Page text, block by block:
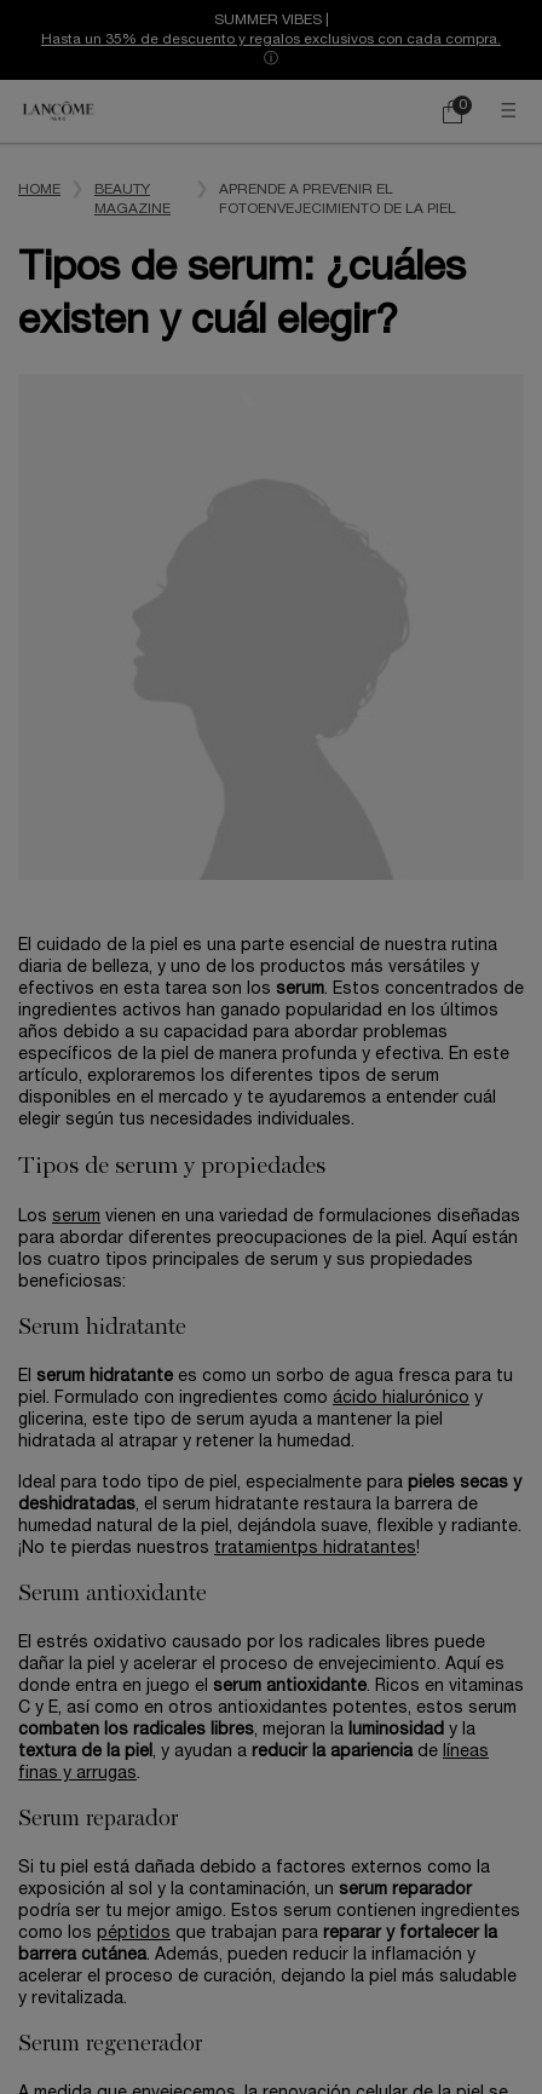
SUMMER VIBES |
Hasta un 35% de descuento y regalos exclusivos con cada compra.
ⓘ
Mi
0
0 producto
HOME
BEAUTY
MAGAZINE
APRENDE A PREVENIR EL
FOTOENVEJECIMIENTO DE LA PIEL
Tipos de serum: ¿cuáles
existen y cuál elegir?
El cuidado de la piel es una parte esencial de nuestra rutina
diaria de belleza, y uno de los productos más versátiles y
efectivos en esta tarea son los serum . Estos concentrados de
ingredientes activos han ganado popularidad en los últimos
años debido a su capacidad para abordar problemas
específicos de la piel de manera profunda y efectiva. En este
artículo, exploraremos los diferentes tipos de serum
disponibles en el mercado y te ayudaremos a entender cuál
elegir según tus necesidades individuales.
Tipos de serum y propiedades
Los serum vienen en una variedad de formulaciones diseñadas
para abordar diferentes preocupaciones de la piel. Aquí están
los cuatro tipos principales de serum y sus propiedades
beneficiosas:
Serum hidratante
El serum hidratante es como un sorbo de agua fresca para tu
piel. Formulado con ingredientes como ácido hialurónico y
glicerina, este tipo de serum ayuda a mantener la piel
hidratada al atrapar y retener la humedad.
Ideal para todo tipo de piel, especialmente para pieles secas y
deshidratadas , el serum hidratante restaura la barrera de
humedad natural de la piel, dejándola suave, flexible y radiante.
¡No te pierdas nuestros tratamientps hidratantes!
Serum antioxidante
El estrés oxidativo causado por los radicales libres puede
dañar la piel y acelerar el proceso de envejecimiento. Aquí es
donde entra en juego el serum antioxidante . Ricos en vitaminas
C y E, así como en otros antioxidantes potentes, estos serum
combaten los radicales libres , mejoran la luminosidad y la
textura de la piel
, y ayudan a reducir la aparienciade líneas
finas y arrugas
Serum reparador
Si tu piel está dañada debido a factores externos como la
exposición al sol y la contaminación, un serum reparador
podría ser tu mejor amigo. Estos serum contienen ingredientes
como los péptidos que trabajan para reparar y fortalecer la
barrera cutánea. Además, pueden reducir la inflamación y
acelerar el proceso de curación, dejando la piel más saludable
y revitalizada.
Serum regenerador